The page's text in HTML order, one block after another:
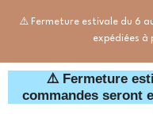
⚠️ Fermeture estivale du 6
expédiées
⚠️ Fermeture
commandes seront